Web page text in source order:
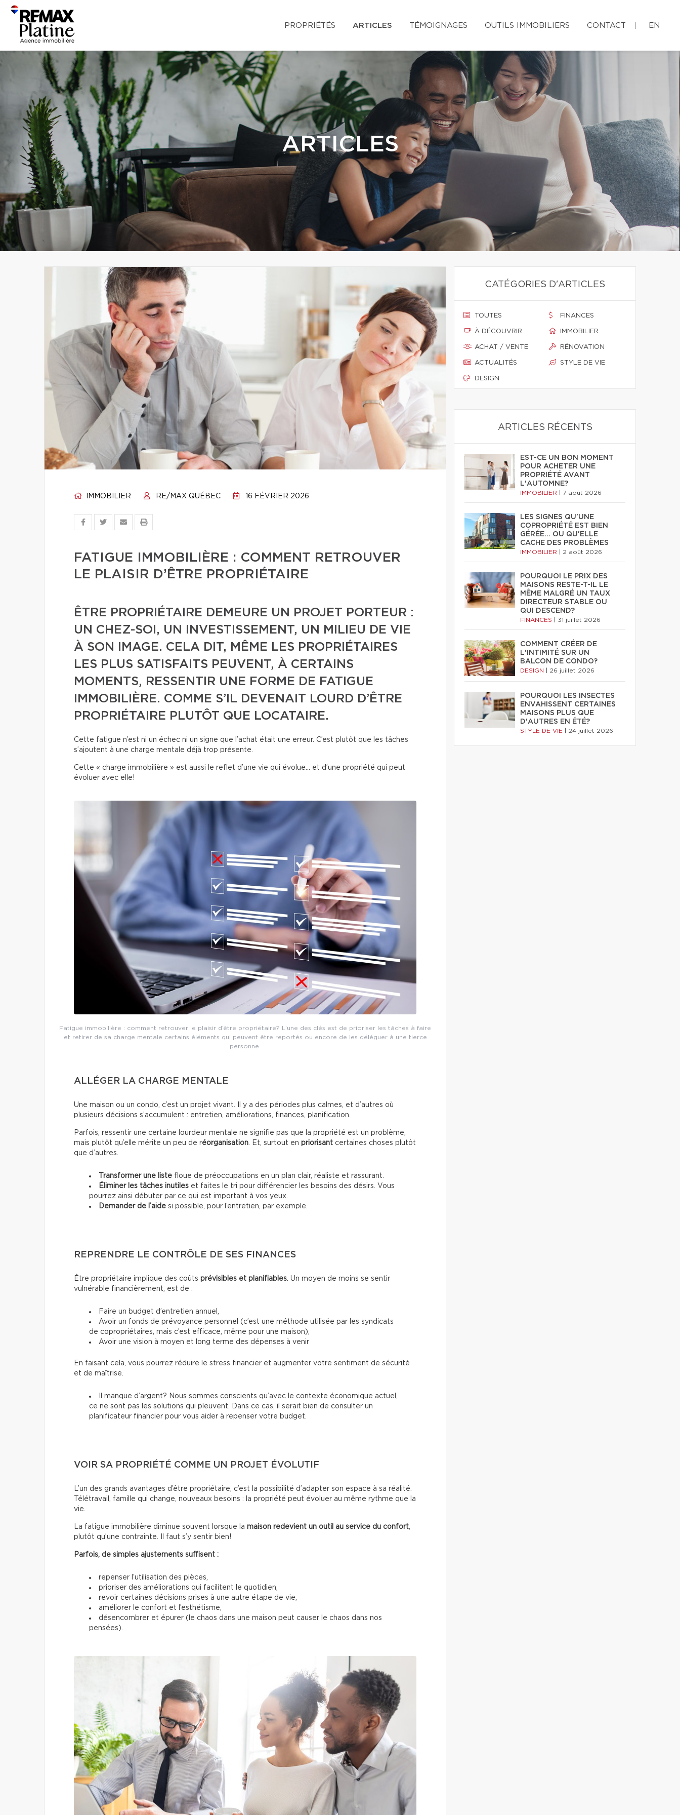
PROPRIÉTÉS ARTICLES TÉMOIGNAGES OUTILS IMMOBILIERS CONTACT EN
ARTICLES
IMMOBILIER RE/MAX QUÉBEC 16 FÉVRIER 2026
FATIGUE IMMOBILIÈRE : COMMENT RETROUVER
LE PLAISIR D’ÊTRE PROPRIÉTAIRE
ÊTRE PROPRIÉTAIRE DEMEURE UN PROJET PORTEUR :
UN CHEZ-SOI, UN INVESTISSEMENT, UN MILIEU DE VIE
À SON IMAGE. CELA DIT, MÊME LES PROPRIÉTAIRES
LES PLUS SATISFAITS PEUVENT, À CERTAINS
MOMENTS, RESSENTIR UNE FORME DE FATIGUE
IMMOBILIÈRE. COMME S’IL DEVENAIT LOURD D’ÊTRE
PROPRIÉTAIRE PLUTÔT QUE LOCATAIRE.
Cette fatigue n’est ni un échec ni un signe que l’achat était une erreur. C’est plutôt que les tâches
s’ajoutent à une charge mentale déjà trop présente.
Cette « charge immobilière » est aussi le reflet d’une vie qui évolue… et d’une propriété qui peut
évoluer avec elle!
Fatigue immobilière : comment retrouver le plaisir d’être propriétaire? L’une des clés est de prioriser les tâches à faire
et retirer de sa charge mentale certains éléments qui peuvent être reportés ou encore de les déléguer à une tierce
personne.
ALLÉGER LA CHARGE MENTALE
Une maison ou un condo, c’est un projet vivant. Il y a des périodes plus calmes, et d’autres où
plusieurs décisions s’accumulent : entretien, améliorations, finances, planification.
Parfois, ressentir une certaine lourdeur mentale ne signifie pas que la propriété est un problème,
mais plutôt qu’elle mérite un peu de réorganisation . Et, surtout en priorisant certaines choses plutôt
que d’autres.
Transformer une liste floue de préoccupations en un plan clair, réaliste et rassurant.
Éliminer les tâches inutiles et faites le tri pour différencier les besoins des désirs. Vous
pourrez ainsi débuter par ce qui est important à vos yeux.
Demander de l’aide si possible, pour l’entretien, par exemple.
REPRENDRE LE CONTRÔLE DE SES FINANCES
Être propriétaire implique des coûts prévisibles et planifiables . Un moyen de moins se sentir
vulnérable financièrement, est de :
Faire un budget d’entretien annuel,
Avoir un fonds de prévoyance personnel (c’est une méthode utilisée par les syndicats
de copropriétaires, mais c’est efficace, même pour une maison),
Avoir une vision à moyen et long terme des dépenses à venir
En faisant cela, vous pourrez réduire le stress financier et augmenter votre sentiment de sécurité
et de maîtrise.
Il manque d’argent? Nous sommes conscients qu’avec le contexte économique actuel,
ce ne sont pas les solutions qui pleuvent. Dans ce cas, il serait bien de consulter un
planificateur financier pour vous aider à repenser votre budget.
VOIR SA PROPRIÉTÉ COMME UN PROJET ÉVOLUTIF
L’un des grands avantages d’être propriétaire, c’est la possibilité d’adapter son espace à sa réalité.
Télétravail, famille qui change, nouveaux besoins : la propriété peut évoluer au même rythme que la
vie.
La fatigue immobilière diminue souvent lorsque la maison redevient un outil au service du confort
plutôt qu’une contrainte. Il faut s’y sentir bien!
Parfois, de simples ajustements suffisent :
repenser l’utilisation des pièces,
prioriser des améliorations qui facilitent le quotidien,
revoir certaines décisions prises à une autre étape de vie,
améliorer le confort et l’esthétisme,
désencombrer et épurer (le chaos dans une maison peut causer le chaos dans nos
pensées).
CATÉGORIES D'ARTICLES
TOUTES
À DÉCOUVRIR
ACHAT / VENTE
ACTUALITÉS
DESIGN
FINANCES
IMMOBILIER
RÉNOVATION
STYLE DE VIE
ARTICLES RÉCENTS
EST-CE UN BON MOMENT
POUR ACHETER UNE
PROPRIÉTÉ AVANT
L'AUTOMNE?
IMMOBILIER 7 août 2026
LES SIGNES QU'UNE
COPROPRIÉTÉ EST BIEN
GÉRÉE… OU QU'ELLE
CACHE DES PROBLÈMES
IMMOBILIER 2 août 2026
POURQUOI LE PRIX DES
MAISONS RESTE-T-IL LE
MÊME MALGRÉ UN TAUX
DIRECTEUR STABLE OU
QUI DESCEND?
FINANCES 31 juillet 2026
COMMENT CRÉER DE
L'INTIMITÉ SUR UN
BALCON DE CONDO?
DESIGN 26 juillet 2026
POURQUOI LES INSECTES
ENVAHISSENT CERTAINES
MAISONS PLUS QUE
D'AUTRES EN ÉTÉ?
STYLE DE VIE 24 juillet 2026